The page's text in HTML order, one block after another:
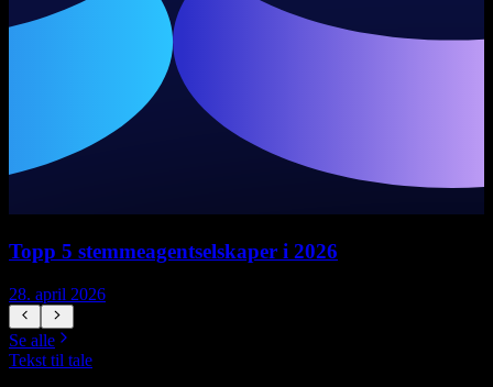
Topp 5 stemmeagentselskaper i 2026
28. april 2026
Se alle
Tekst til tale